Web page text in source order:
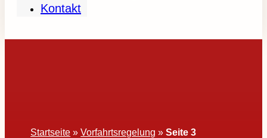
Kontakt
Startseite »Vorfahrtsregelung »Seite 3